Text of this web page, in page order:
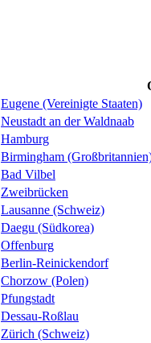
Eugene (Vereinigte Staaten)
Neustadt an der Waldnaab
Hamburg
Birmingham
Bad Vilbel
Zweibrücken
Lausanne (Schweiz)
Daegu (Südkorea)
Offenburg
Berlin-Reinickendorf
Chorzow (Polen)
Pfungstadt
Dessau-Roßlau
Zürich (Schweiz)